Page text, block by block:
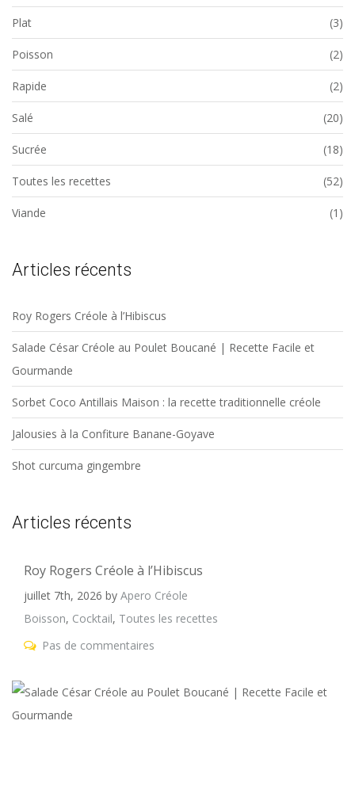
Plat (3)
Poisson (2)
Rapide (2)
Salé (20)
Sucrée (18)
Toutes les recettes (52)
Viande (1)
Articles récents
Roy Rogers Créole à l’Hibiscus
Salade César Créole au Poulet Boucané | Recette Facile et
Gourmande
Sorbet Coco Antillais Maison : la recette traditionnelle créole
Jalousies à la Confiture Banane-Goyave
Shot curcuma gingembre
Articles récents
Roy Rogers Créole à l’Hibiscus
juillet 7th, 2026 by Apero Créole
Boisson, Cocktail, Toutes les recettes
Pas de commentaires